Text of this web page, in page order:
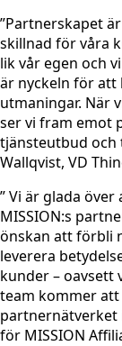
”Partnerskapet
skillnad för våra
lik vår egen och
är nyckeln för att
utmaningar. När
ser vi fram emot
tjänsteutbud och
Wallqvist, VD
” Vi är glada
MISSION:s
önskan att förbli
leverera
kunder – oavsett
team kommer
partnernätverket
för MISSION